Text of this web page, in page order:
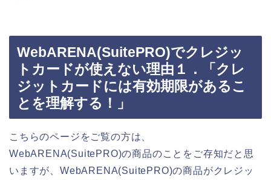
WebARENA(SuitePRO)でクレジッ
トカードが使えない理由１．「クレ
ジットカードには有効期限があるこ
とを理解する！」
こちらのページをご覧の方は、
WebARENA(SuitePRO)の商品のことをご存知だと思
いますが、WebARENA(SuitePRO)の商品がクレジッ